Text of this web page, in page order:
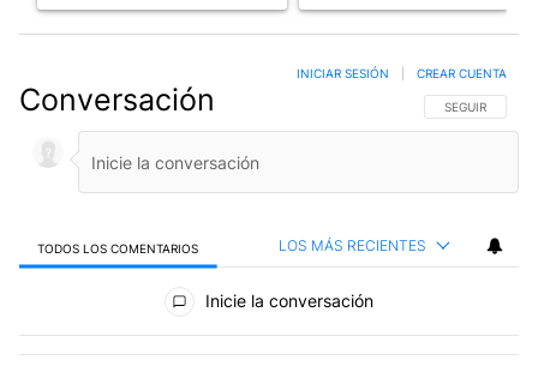
Conversación SIGA ESTA
SEGUIR
INICIAR SESIÓN CREAR CUENTA
TODOS LOS COMENTARIOS LOS MÁS RECIENTES
Todos los comentarios
Inicie la conversación